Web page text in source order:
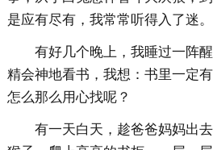
是应有尽有，我常常听得入了迷。
有好几个晚上，我睡过一阵
精会神地看书，我想：书里一定
怎么那么用心找呢？
有一天白天，趁爸爸妈妈出